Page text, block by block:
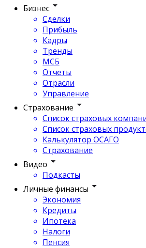
Бизнес
Сделки
Прибыль
Кадры
Тренды
МСБ
Отчеты
Отрасли
Управление
Страхование
Список страховых
Список страховых
Калькулятор ОСАГО
Страхование
Видео
Подкасты
Личные финансы
Экономия
Кредиты
Ипотека
Налоги
Пенсия